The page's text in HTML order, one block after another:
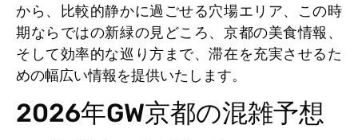
から、比較的静かに過ごせる穴場エリア、この時
期ならではの新緑の見どころ、京都の美食情報、
そして効率的な巡り方まで、滞在を充実させるた
めの幅広い情報を提供いたします。
2026年GW京都の混雑予想